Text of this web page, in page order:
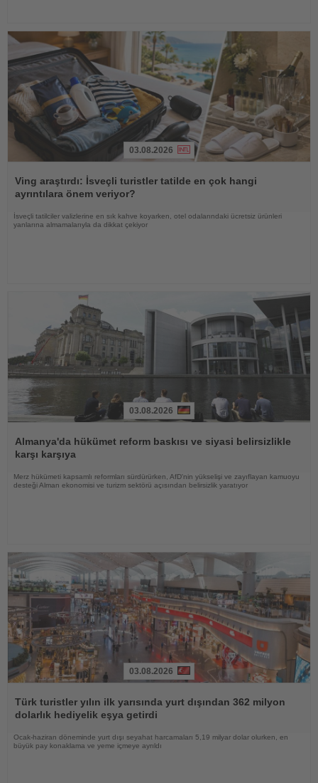
Oku
03.08.2026
Ving araştırdı: İsveçli turistler tatilde en çok hangi
ayrıntılara önem veriyor?
İsveçli tatilciler valizlerine en sık kahve koyarken, otel odalarındaki ücretsiz ürünleri
yanlarına almamalarıyla da dikkat çekiyor
Oku
03.08.2026
Almanya'da hükümet reform baskısı ve siyasi belirsizlikle
karşı karşıya
Merz hükümeti kapsamlı reformları sürdürürken, AfD'nin yükselişi ve zayıflayan kamuoyu
desteği Alman ekonomisi ve turizm sektörü açısından belirsizlik yaratıyor
Oku
03.08.2026
Türk turistler yılın ilk yarısında yurt dışından 362 milyon
dolarlık hediyelik eşya getirdi
Ocak-haziran döneminde yurt dışı seyahat harcamaları 5,19 milyar dolar olurken, en
büyük pay konaklama ve yeme içmeye ayrıldı